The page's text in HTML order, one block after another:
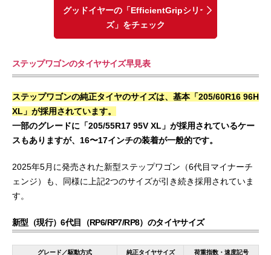
グッドイヤーの「EfficientGripシリー
ズ」をチェック
ステップワゴンのタイヤサイズ早見表
ステップワゴンの純正タイヤのサイズは、基本「205/60R16 96H
XL」が採用されています。
一部のグレードに「205/55R17 95V XL」が採用されているケー
スもありますが、16〜17インチの装着が一般的です。
2025年5月に発売された新型ステップワゴン（6代目マイナーチ
ェンジ）も、同様に上記2つのサイズが引き続き採用されていま
す。
新型（現行）6代目（RP6/RP7/RP8）のタイヤサイズ
グレード／駆動方式 純正タイヤサイズ 荷重指数・速度記号